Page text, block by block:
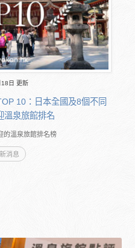
日 更新
10：日本全國及8個不同
溫泉旅館排名
的溫泉旅館排名榜
消息